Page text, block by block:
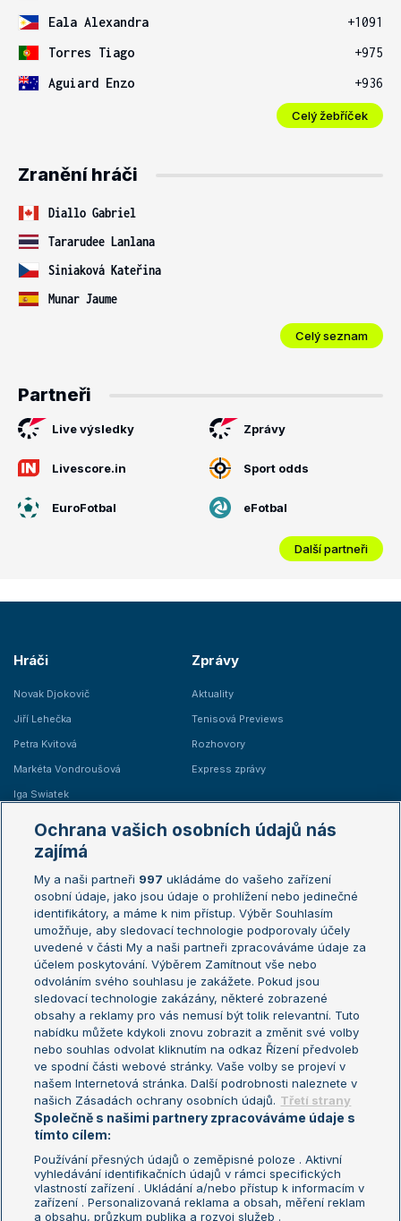
Eala Alexandra
+1091
Torres Tiago
+975
Aguiard Enzo
+936
Celý žebříček
Zranění hráči
Diallo Gabriel
Tararudee Lanlana
Siniaková Kateřina
Munar Jaume
Celý seznam
Partneři
Live výsledky Zprávy
Livescore.in Sport odds
EuroFotbal eFotbal
Další partneři
Hráči
Novak Djokovič
Jiří Lehečka
Petra Kvitová
Markéta Vondroušová
Iga Swiatek
Zprávy
Aktuality
Tenisová Previews
Rozhovory
Express zprávy
Žebříčky
Žebříček ATP (muži)
Žebříček WTA (ženy)
Sázkařský žebříček
Australian Open
French Open
Wimbledon
US Open
Turnaj mistrů
Turnaj mistryň
Aktualní trendy
Fotbalové přestupy
Livesport Daily
LS Prague Open
Podmínky užití
Nastavení soukromí
GDPR a žurnalistika
Reklama
Ochrana vašich osobních údajů nás
zajímá
My a naši partneři 997 ukládáme do vašeho zařízení
osobní údaje, jako jsou údaje o prohlížení nebo jedinečné
identifikátory, a máme k nim přístup. Výběr Souhlasím
umožňuje, aby sledovací technologie podporovaly účely
uvedené v části My a naši partneři zpracováváme údaje za
účelem poskytování. Výběrem Zamítnout vše nebo
odvoláním svého souhlasu je zakážete. Pokud jsou
sledovací technologie zakázány, některé zobrazené
obsahy a reklamy pro vás nemusí být tolik relevantní. Tuto
nabídku můžete kdykoli znovu zobrazit a změnit své volby
nebo souhlas odvolat kliknutím na odkaz Řízení předvoleb
ve spodní části webové stránky. Vaše volby se projeví v
našem Internetová stránka. Další podrobnosti naleznete v
našich Zásadách ochrany osobních údajů. Třetí strany
Společně s našimi partnery zpracováváme údaje s
tímto cílem:
Používání přesných údajů o zeměpisné poloze . Aktivní
vyhledávání identifikačních údajů v rámci specifických
vlastností zařízení . Ukládání a/nebo přístup k informacím v
zařízení . Personalizovaná reklama a obsah, měření reklam
a obsahu, průzkum publika a rozvoj služeb .